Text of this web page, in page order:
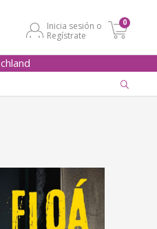
Inicia sesión o
Regístrate
0